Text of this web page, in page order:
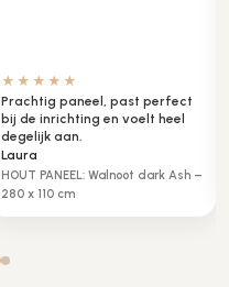
★★★★★
Het is net een echte spiegel,
werkt perfect in onze hal.
Klaas
Metaal spiegel glans – 280 x
110cm